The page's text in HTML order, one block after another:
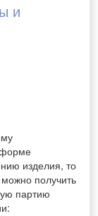
и
форме
изделия, то
получить
партию